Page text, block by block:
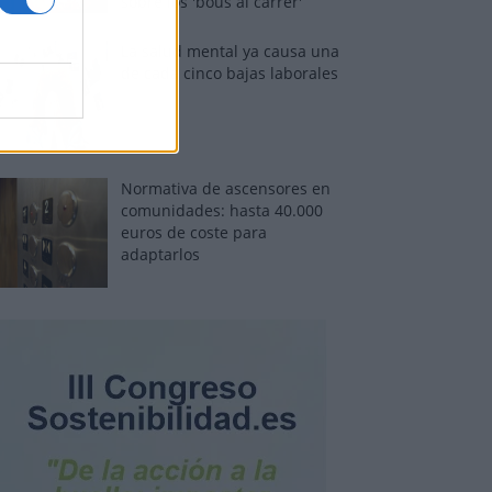
La salud mental ya causa una
de cada cinco bajas laborales
Normativa de ascensores en
comunidades: hasta 40.000
euros de coste para
adaptarlos